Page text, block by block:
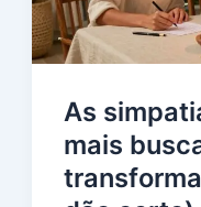
As
mais